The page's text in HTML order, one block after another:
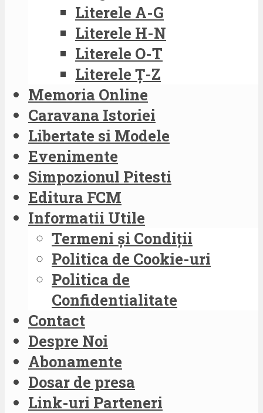
Literele A-G
Literele H-N
Literele O-T
Literele Ț-Z
Memoria Online
Caravana Istoriei
Libertate si Modele
Evenimente
Simpozionul Pitesti
Editura FCM
Informatii Utile
Termeni și Condiții
Politica de Cookie-uri
Politica de
Confidentialitate
Contact
Despre Noi
Abonamente
Dosar de presa
Link-uri Parteneri